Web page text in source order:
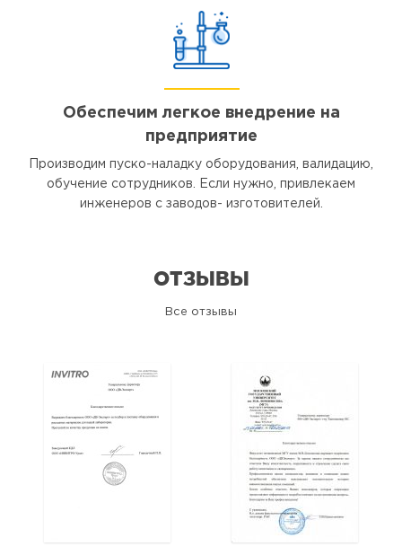
Обеспечим легкое внедрение на
предприятие
Производим пуско-наладку оборудования, валидацию,
обучение сотрудников. Если нужно, привлекаем
инженеров с заводов- изготовителей.
ОТЗЫВЫ
Все отзывы